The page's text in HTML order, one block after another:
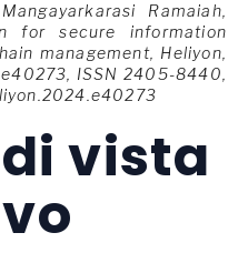
Ramaiah,
for secure information
management, Heliyon,
ISSN 2405-8440,
vista